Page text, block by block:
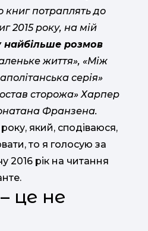
книг потраплять до
2015 року, на мій
найбільше розмов
життя», «Між
серія»
сторожа» Харпер
Франзена.
який, сподіваюся,
то я голосую за
2016 рік на читання
це не